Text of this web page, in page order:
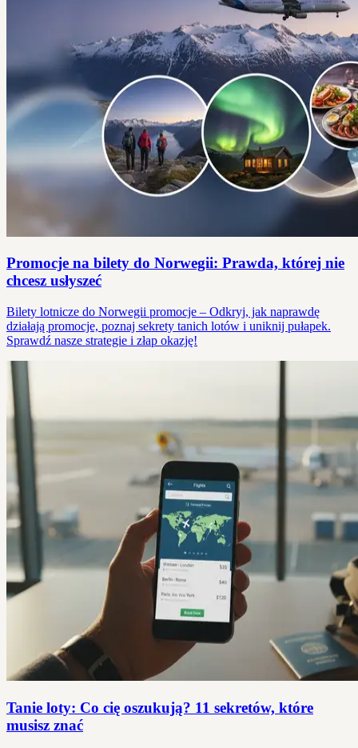
Promocje na bilety do Norwegii: Prawda, której nie
chcesz usłyszeć
Bilety lotnicze do Norwegii promocje – Odkryj, jak naprawdę
działają promocje, poznaj sekrety tanich lotów i uniknij pułapek.
Sprawdź nasze strategie i złap okazję!
Tanie loty: Co cię oszukują? 11 sekretów, które
musisz znać